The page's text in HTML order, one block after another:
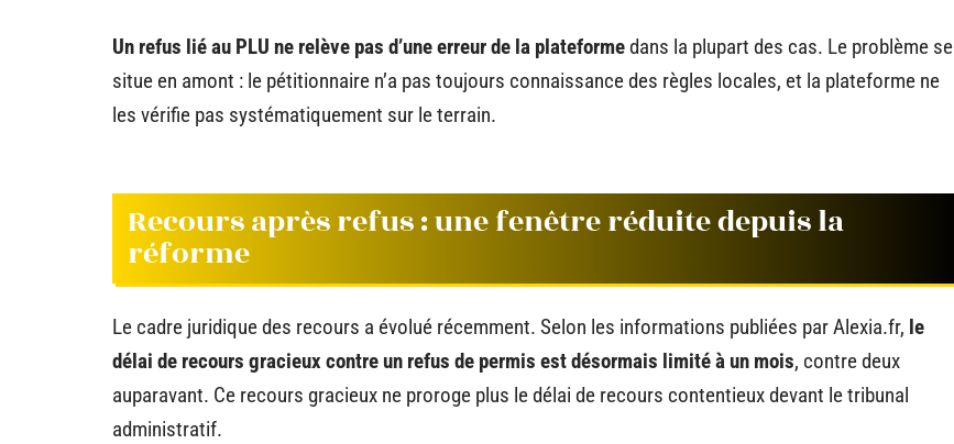
Un refus lié au PLU ne relève pas d’une erreur de la plateformedans la plupart des cas. Le problème se
situe en amont : le pétitionnaire n’a pas toujours connaissance des règles locales, et la plateforme ne
les vérifie pas systématiquement sur le terrain.
Recours après refus : une fenêtre réduite depuis la
réforme
Le cadre juridique des recours a évolué récemment. Selon les informations publiées par Alexia.fr, le
délai de recours gracieux contre un refus de permis est désormais limité à un mois, contre deux
auparavant. Ce recours gracieux ne proroge plus le délai de recours contentieux devant le tribunal
administratif.